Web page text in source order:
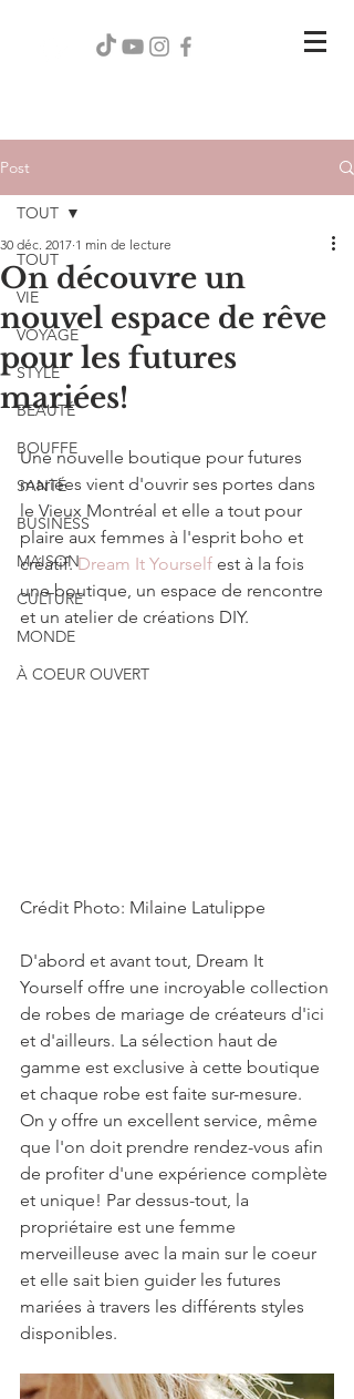
Post
TOUT
VIE
VOYAGE
STYLE
BEAUTÉ
BOUFFE
SANTÉ
BUSINESS
MAISON
CULTURE
MONDE
À COEUR OUVERT
TOUT
On découvre un
nouvel espace de rêve
pour les futures
mariées!
30 déc. 2017 1 min de lecture
Une nouvelle boutique pour futures
mariées vient d'ouvrir ses portes dans
le Vieux Montréal et elle a tout pour
plaire aux femmes à l'esprit boho et
créatif. Dream It Yourself est à la fois
une boutique, un espace de rencontre
et un atelier de créations DIY.
Crédit Photo: Milaine Latulippe
D'abord et avant tout, Dream It
Yourself offre une incroyable collection
de robes de mariage de créateurs d'ici
et d'ailleurs. La sélection haut de
gamme est exclusive à cette boutique
et chaque robe est faite sur-mesure.
On y offre un excellent service, même
que l'on doit prendre rendez-vous afin
de profiter d'une expérience complète
et unique! Par dessus-tout, la
propriétaire est une femme
merveilleuse avec la main sur le coeur
et elle sait bien guider les futures
mariées à travers les différents styles
disponibles.